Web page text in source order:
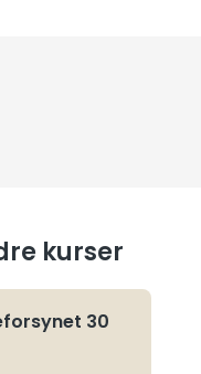
kurser
30